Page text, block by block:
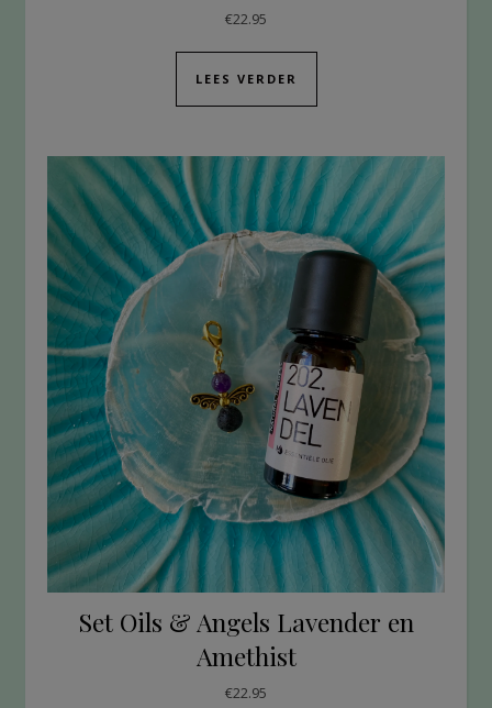
€22.95
LEES VERDER
Set Oils & Angels Lavender en
Amethist
€22.95